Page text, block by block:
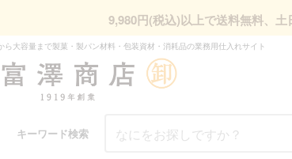
9,980円(税込)以上で送料無料、 土
ら大容量まで製菓・製パン材料・包装資材・消耗品の業務⽤仕⼊れサイト
キーワード検索